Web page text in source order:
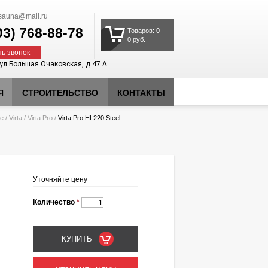
768-88-78
звонок
Товаров: 0
0 руб.
Очаковская, д.47 А
СТРОИТЕЛЬСТВО КОНТАКТЫ
/ Virta / Virta Pro / Virta Pro HL220 Steel
Уточняйте цену
Количество *